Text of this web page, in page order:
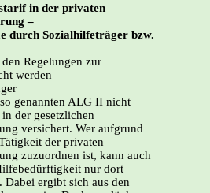
in der privaten
–
durch Sozialhilfeträger bzw.
Regelungen zur
werden
genannten ALG II nicht
der gesetzlichen
versichert. Wer aufgrund
der privaten
zuzuordnen ist, kann auch
nur dort
Dabei ergibt sich aus den